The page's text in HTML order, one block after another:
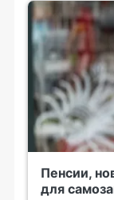
Пенсии,
для